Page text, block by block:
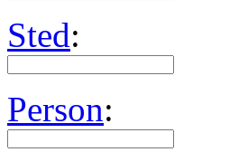
Sted:
Person: